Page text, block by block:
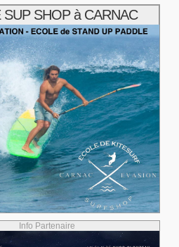
SUP SHOP à CARNAC
Info Partenaire